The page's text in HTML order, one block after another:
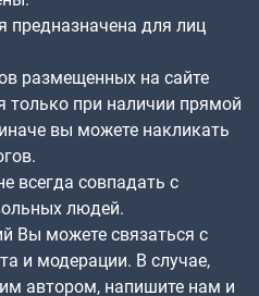
для лиц
размещенных на сайте
только при наличии прямой
вы можете накликать
всегда совпадать с
людей.
Вы можете связаться с
и модерации. В случае,
автором, напишите нам и